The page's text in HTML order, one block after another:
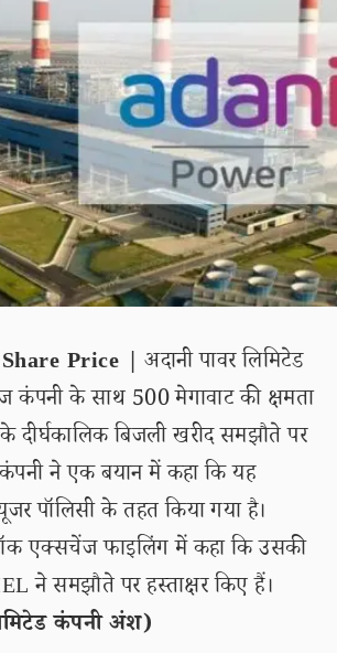
Price | अदानी पावर लिमिटेड
कंपनी के साथ 500 मेगावाट की क्षमता
बिजली खरीद समझौते पर
कंपनी ने एक बयान में कहा कि यह
पॉलिसी के तहत किया गया है।
एक्सचेंज फाइलिंग में कहा कि उसकी
ने समझौते पर हस्ताक्षर किए हैं।
कंपनी अंश)